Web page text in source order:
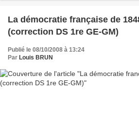
La démocratie française de
(correction DS 1re GE-GM)
Publié le 08/10/2008 à 13:24
Par Louis BRUN